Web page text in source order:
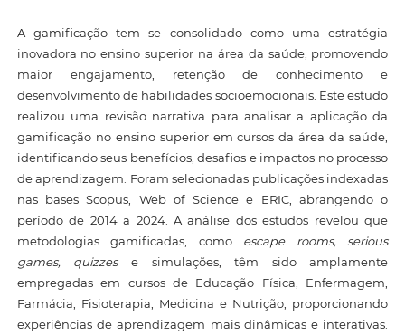
A gamificação tem se consolidado como uma estratégia
inovadora no ensino superior na área da saúde, promovendo
maior engajamento, retenção de conhecimento e
desenvolvimento de habilidades socioemocionais. Este estudo
realizou uma revisão narrativa para analisar a aplicação da
gamificação no ensino superior em cursos da área da saúde,
identificando seus benefícios, desafios e impactos no processo
de aprendizagem. Foram selecionadas publicações indexadas
nas bases Scopus, Web of Science e ERIC, abrangendo o
período de 2014 a 2024. A análise dos estudos revelou que
metodologias gamificadas, como escape rooms, serious
games, quizzese simulações, têm sido amplamente
empregadas em cursos de Educação Física, Enfermagem,
Farmácia, Fisioterapia, Medicina e Nutrição, proporcionando
experiências de aprendizagem mais dinâmicas e interativas.